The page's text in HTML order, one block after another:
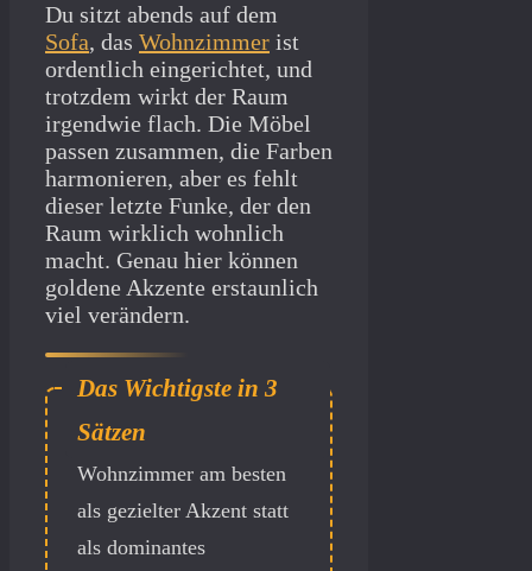
Du sitzt abends auf dem
Sofa, das Wohnzimmer ist
ordentlich eingerichtet, und
trotzdem wirkt der Raum
irgendwie flach. Die Möbel
passen zusammen, die Farben
harmonieren, aber es fehlt
dieser letzte Funke, der den
Raum wirklich wohnlich
macht. Genau hier können
goldene Akzente erstaunlich
viel verändern.
Gold wirkt im
Wohnzimmer am besten
als gezielter Akzent statt
als dominantes